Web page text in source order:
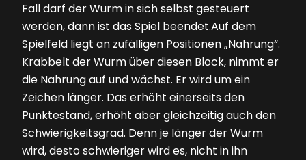
Fall darf der Wurm in sich selbst gesteuert
werden, dann ist das Spiel beendet.Auf dem
Spielfeld liegt an zufälligen Positionen „Nahrung“.
Krabbelt der Wurm über diesen Block, nimmt er
die Nahrung auf und wächst. Er wird um ein
Zeichen länger. Das erhöht einerseits den
Punktestand, erhöht aber gleichzeitig auch den
Schwierigkeitsgrad. Denn je länger der Wurm
wird, desto schwieriger wird es, nicht in ihn